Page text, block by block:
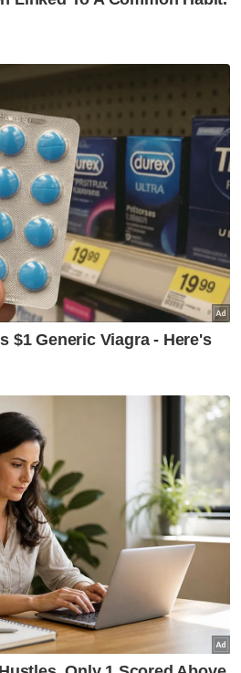
atas dakwaan melakukan amang
anak perempuan rakannya, yang
dilakukan di hotel yang
dan dituduh
akta sama.
‘Izzati tidak
diberikan ikat jamin
itu termasuk
rakan tertuduh wanita
akan memberi akses
kini berada dalam
Masyarakat (JKM),”
lelaki itu yang
Azali Ibrahim merayu
dibenarkan untuk diikat
menyara isteri dan
penarik kereta, menjaga
seorang suri rumah dan
anak kedua mereka,”